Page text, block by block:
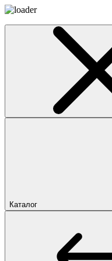
Каталог